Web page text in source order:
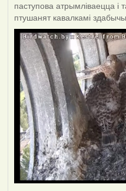
паступова атрымліваецца і
птушанят кавалкамі